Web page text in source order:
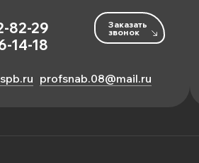
82-29
14-18
Заказать
звонок
profsnab.08@mail.ru